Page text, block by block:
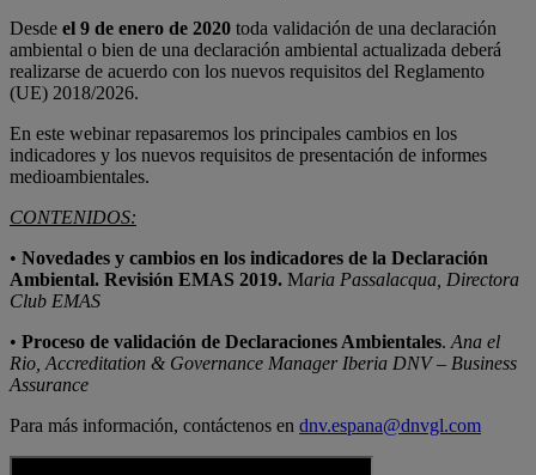
Desde el 9 de enero de 2020 toda validación de una declaración
ambiental o bien de una declaración ambiental actualizada deberá
realizarse de acuerdo con los nuevos requisitos del Reglamento
(UE) 2018/2026.
En este webinar repasaremos los principales cambios en los
indicadores y los nuevos requisitos de presentación de informes
medioambientales.
CONTENIDOS:
• Novedades y cambios en los indicadores de la Declaración
Ambiental. Revisión EMAS 2019. Maria Passalacqua, Directora
Club EMAS
• Proceso de validación de Declaraciones Ambientales.Ana el
Rio, Accreditation & Governance Manager Iberia DNV – Business
Assurance
Para más información, contáctenos en dnv.espana@dnvgl.com